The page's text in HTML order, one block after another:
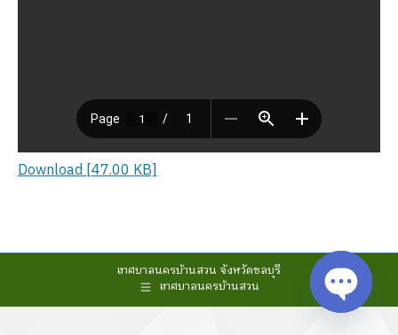
Download [47.00 KB]
เทศบาลนครบ้านสวน จังหวัดชลบุรี
เทศบาลนครบ้านสวน